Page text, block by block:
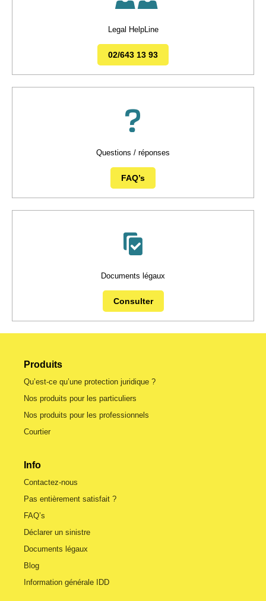
Legal HelpLine
02/643 13 93
Questions / réponses
FAQ’s
Documents légaux
Consulter
Produits
Qu’est-ce qu’une protection juridique ?
Nos produits pour les particuliers
Nos produits pour les professionnels
Courtier
Info
Contactez-nous
Pas entièrement satisfait ?
FAQ’s
Déclarer un sinistre
Documents légaux
Blog
Information générale IDD